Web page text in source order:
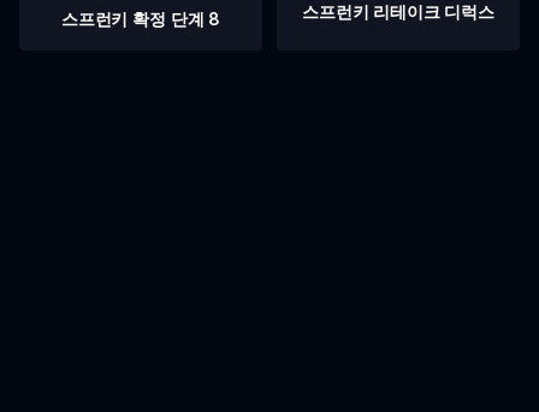
스프런키 확정 단계 8 스프런키 리테이크 디럭스